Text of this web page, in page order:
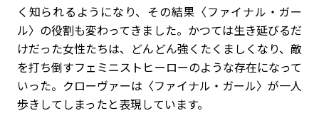
く知られるようになり、その結果〈ファイナル・ガー
ル〉の役割も変わってきました。かつては生き延びるだ
けだった女性たちは、どんどん強くたくましくなり、敵
を打ち倒すフェミニストヒーローのような存在になって
いった。クローヴァーは〈ファイナル・ガール〉が一人
歩きしてしまったと表現しています。